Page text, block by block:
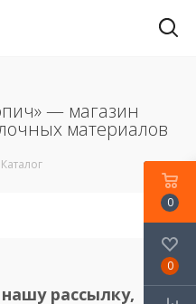
— магазин
материалов
Каталог
рассылку,
0
0